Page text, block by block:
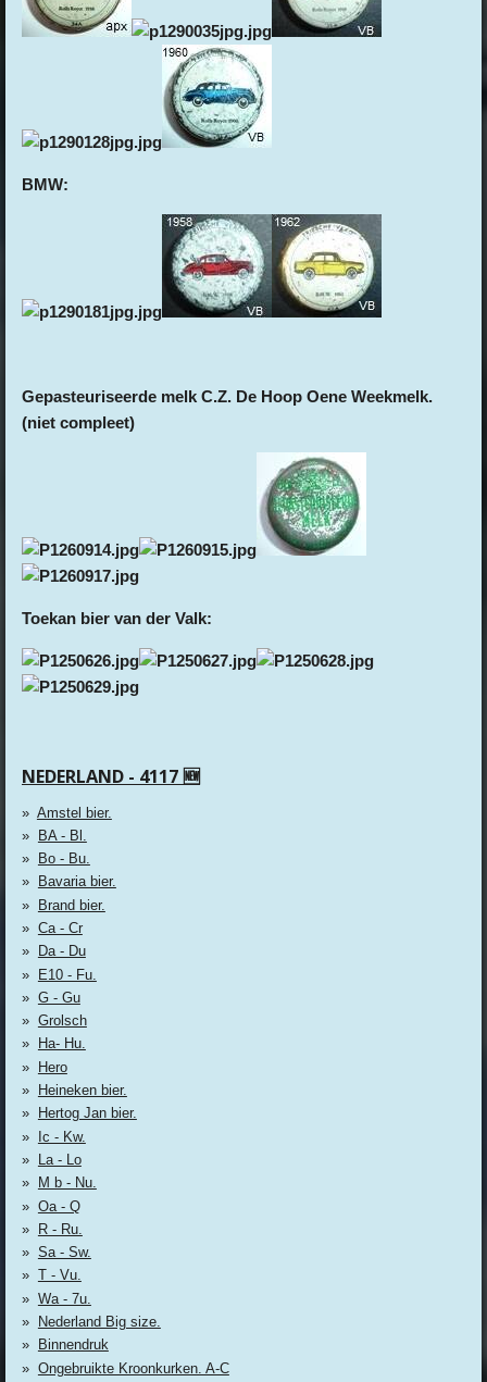
BMW:
Gepasteuriseerde melk C.Z. De Hoop Oene Weekmelk.
(niet compleet)
Toekan bier van der Valk:
NEDERLAND - 4117 🆕
Amstel bier.
BA - Bl.
Bo - Bu.
Bavaria bier.
Brand bier.
Ca - Cr
Da - Du
E10 - Fu.
G - Gu
Grolsch
Ha- Hu.
Hero
Heineken bier.
Hertog Jan bier.
Ic - Kw.
La - Lo
M b - Nu.
Oa - Q
R - Ru.
Sa - Sw.
T - Vu.
Wa - 7u.
Nederland Big size.
Binnendruk
Ongebruikte Kroonkurken. A-C